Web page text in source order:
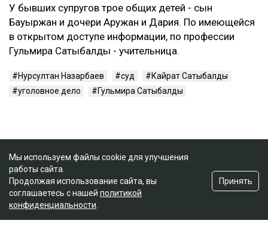
У бывших супругов трое общих детей - сын
Бауыржан и дочери Аружан и Дария. По имеющейся
в открытом доступе информации, по профессии
Гульмира Сатыбалды - учительница.
Нурсултан Назарбаев суд
Кайрат Сатыбалды
уголовное дело
Гульмира Сатыбалды
Мы используем файлы cookie для улучшения
работы сайта.
Продолжая использование сайта, вы
соглашаетесь с нашей политикой
конфиденциальности
Принять